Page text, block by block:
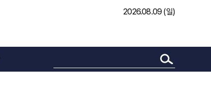
2026.08.09 (일)